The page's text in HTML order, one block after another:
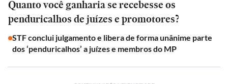
Quanto você ganharia se recebesse os
penduricalhos de juízes e promotores?
STF conclui julgamento e libera de forma unânime parte
dos ‘penduricalhos’ a juízes e membros do MP